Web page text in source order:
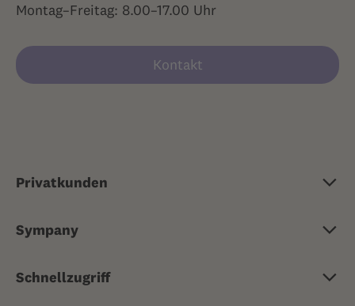
Montag–Freitag: 8.00–17.00 Uhr
Kontakt
Privatkunden
Zusatzversicherung
Risikoversicherungen
Sympany
Jobs & Karriere
Schnellzugriff